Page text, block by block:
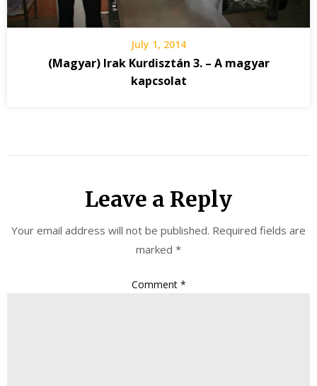
July 1, 2014
(Magyar) Irak Kurdisztán 3. – A magyar
kapcsolat
Leave a Reply
Your email address will not be published. Required fields are
marked *
Comment *